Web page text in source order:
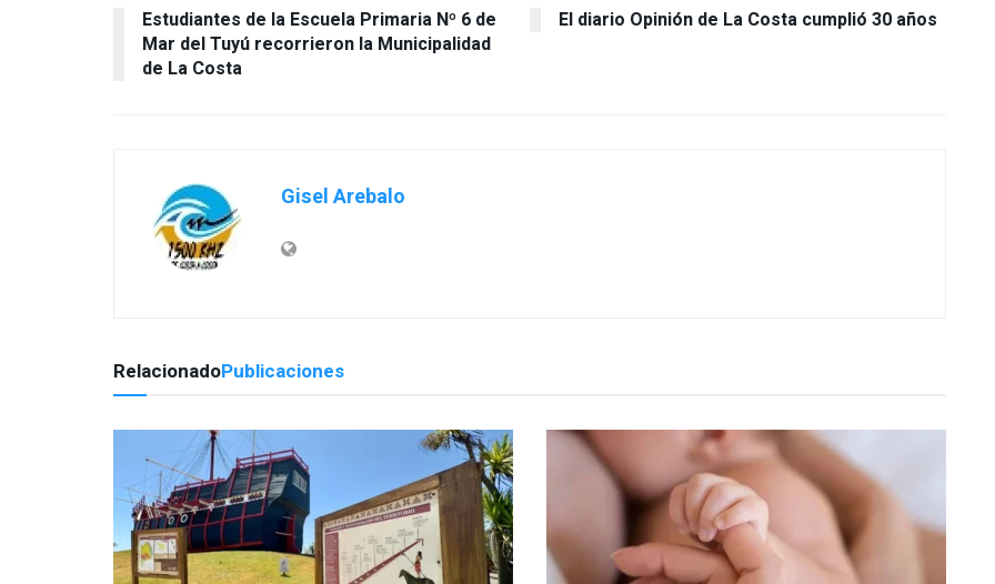
Estudiantes de la Escuela Primaria Nº 6 de
Mar del Tuyú recorrieron la Municipalidad
de La Costa
El diario Opinión de La Costa cumplió 30 años
Gisel Arebalo
RelacionadoPublicaciones